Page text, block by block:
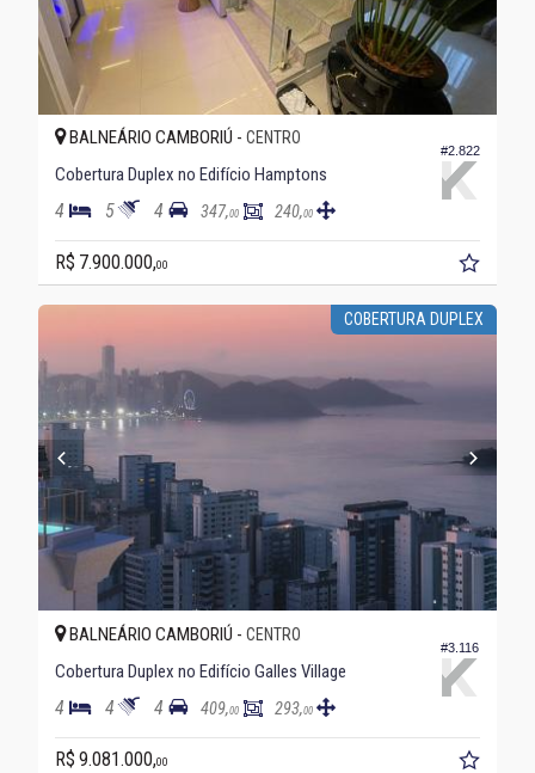
#2.822
BALNEÁRIO CAMBORIÚ - CENTRO
Cobertura Duplex no Edifício Hamptons
4 5 4 347,00 240,00
R$ 7.900.000,00
COBERTURA DUPLEX
#3.116
BALNEÁRIO CAMBORIÚ - CENTRO
Cobertura Duplex no Edifício Galles Village
4 4 4 409,00 293,00
R$ 9.081.000,00